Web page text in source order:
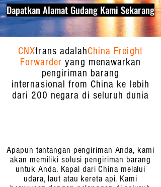
Dapatkan Alamat Gudang Kami Sekarang
CNXtrans adalahChina Freight
Forwarderyang menawarkan
pengiriman barang
internasional from China ke lebih
dari 200 negara di seluruh dunia
Apapun tantangan pengiriman Anda, kami
akan memiliki solusi pengiriman barang
untuk Anda. Kapal dari China melalui
udara, laut atau kereta api. Kami